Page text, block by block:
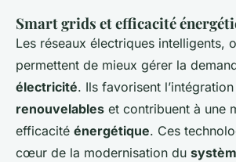
Smart grids et efficacité
Les réseaux électriques intelligents,
permettent de mieux gérer la
électricité. Ils favorisent
renouvelables et contribuent à une
efficacité énergétique. Ces
cœur de la modernisation du